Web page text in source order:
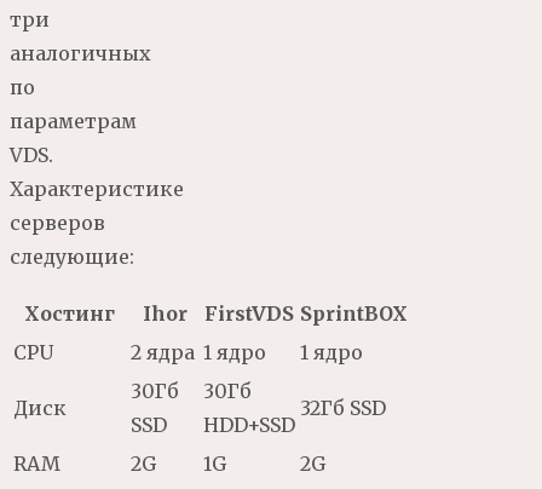
три
аналогичных
по
параметрам
VDS.
Характеристике
серверов
следующие:
Хостинг Ihor FirstVDS SprintBOX
CPU
2 ядра 1 ядро 1 ядро
Диск
30Гб
SSD
30Гб
HDD+SSD
32Гб SSD
RAM 2G 1G 2G